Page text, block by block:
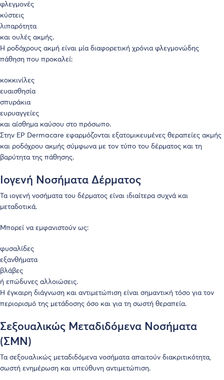
φλεγμονές
κύστεις
λιπαρότητα
και ουλές ακμής.
Η ροδόχρους ακμή είναι μία διαφορετική χρόνια φλεγμονώδης
πάθηση που προκαλεί:
κοκκινίλες
ευαισθησία
σπυράκια
ευρυαγγείες
και αίσθημα καύσου στο πρόσωπο.
Στην EP Dermacare εφαρμόζονται εξατομικευμένες θεραπείες ακμής
και ροδόχρου ακμής σύμφωνα με τον τύπο του δέρματος και τη
βαρύτητα της πάθησης.
Ιογενή Νοσήματα Δέρματος
Τα ιογενή νοσήματα του δέρματος είναι ιδιαίτερα συχνά και
μεταδοτικά.
Μπορεί να εμφανιστούν ως:
φυσαλίδες
εξανθήματα
βλάβες
ή επώδυνες αλλοιώσεις.
Η έγκαιρη διάγνωση και αντιμετώπιση είναι σημαντική τόσο για τον
περιορισμό της μετάδοσης όσο και για τη σωστή θεραπεία.
Σεξουαλικώς Μεταδιδόμενα Νοσήματα
(ΣΜΝ)
Τα σεξουαλικώς μεταδιδόμενα νοσήματα απαιτούν διακριτικότητα,
σωστή ενημέρωση και υπεύθυνη αντιμετώπιση.